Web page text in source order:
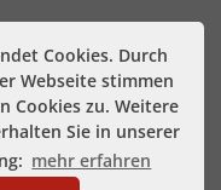
Cookies. Durch
Webseite stimmen
Cookies zu. Weitere
Sie in unserer
mehr erfahren